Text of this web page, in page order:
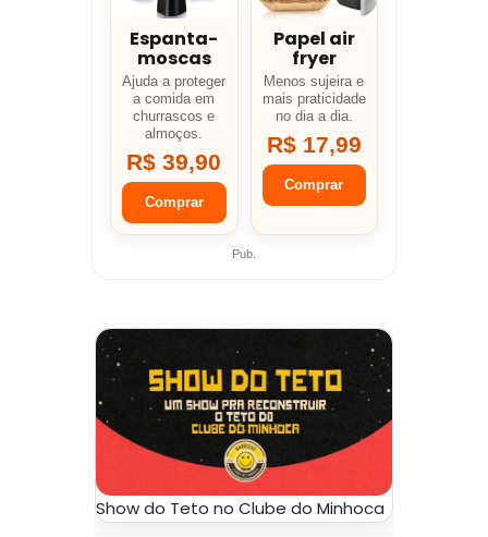
Espanta-
moscas
Ajuda a proteger
a comida em
churrascos e
almoços.
R$ 39,90
Comprar
Papel air
fryer
Menos sujeira e
mais praticidade
no dia a dia.
R$ 17,99
Comprar
Pub.
Show do Teto no Clube do Minhoca